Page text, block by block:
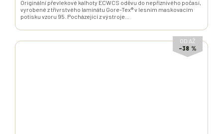
Originální převlekové kalhoty ECWCS oděvu do nepříznivého počasí,
vyrobené z třívrstvého laminátu Gore-Tex® v lesním maskovacím
potisku vzoru 95. Pocházející z výstroje...
OD AŽ
–38 %